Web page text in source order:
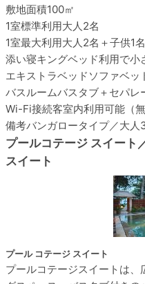
敷地面積100㎡
1室標準利用大人2名
1室最大利用大人2名＋子供1
添い寝キングベッド利用で小
エキストラベッド ソファベッ
バスルームバスタブ＋セパレ
Wi-Fi接続客室内利用可能（無
備考バンガロータイプ／大人
プールコテージ スイート
スイート
プール コテージ スイート
プールコテージスイートは